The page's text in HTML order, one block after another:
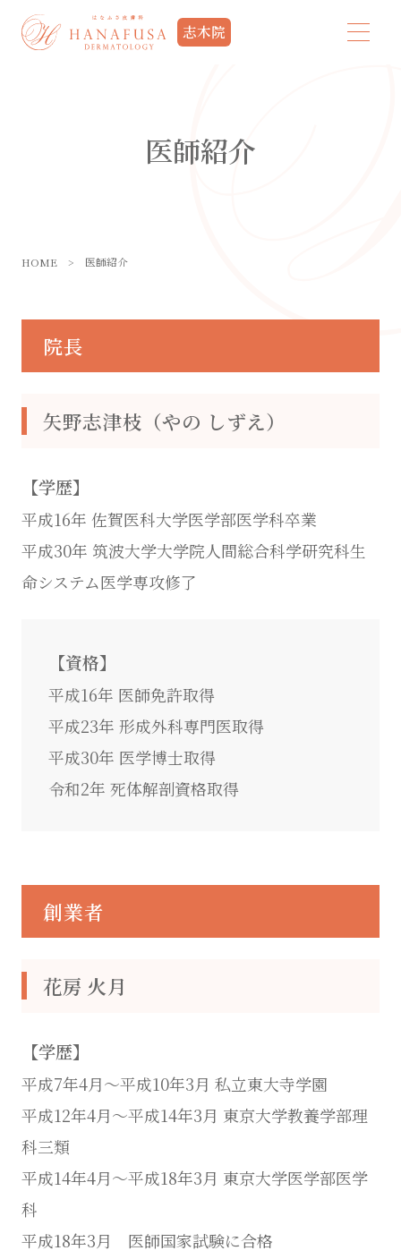
志木院
医師紹介
HOME > 医師紹介
院長
矢野志津枝（やの しずえ）
【学歴】
平成16年 佐賀医科大学医学部医学科卒業
平成30年 筑波大学大学院人間総合科学研究科生
命システム医学専攻修了
【資格】
平成16年 医師免許取得
平成23年 形成外科専門医取得
平成30年 医学博士取得
令和2年 死体解剖資格取得
創業者
花房 火月
【学歴】
平成7年4月～平成10年3月 私立東大寺学園
平成12年4月～平成14年3月 東京大学教養学部理
科三類
平成14年4月～平成18年3月 東京大学医学部医学
科
平成18年3月 医師国家試験に合格